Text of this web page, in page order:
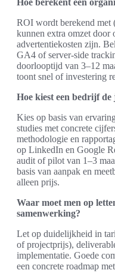
Hoe berekent een
ROI wordt berekend met
kunnen extra omzet door
advertentiekosten zijn.
GA4 of server‑side
doorlooptijd van 3–12
toont snel of investering
Hoe kiest een bedrijf de
Kies op basis van
studies met concrete
methodologie en
op LinkedIn en Google
audit of pilot van 1–3
basis van aanpak en
alleen prijs.
Waar moet men op
samenwerking?
Let op duidelijkheid in
of projectprijs),
implementatie. Goede
een concrete roadmap